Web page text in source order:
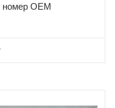
номер ОЕМ